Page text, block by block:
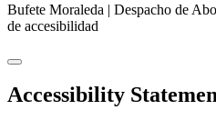
Bufete Moraleda | Despacho de
de accesibilidad
Accessibility